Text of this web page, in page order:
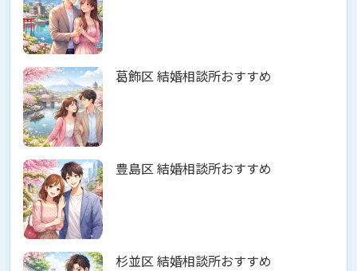
葛飾区 結婚相談所おすすめ
豊島区 結婚相談所おすすめ
杉並区 結婚相談所おすすめ